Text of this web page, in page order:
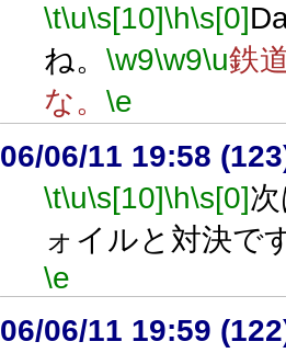
\t\u\s[10]\h\s[0]
ね。 \w9\w9\u鉄
な。 \e
06/06/11 19:58
\t\u\s[10]\h\s[0]
ォイルと対決で
\e
06/06/11 19:59